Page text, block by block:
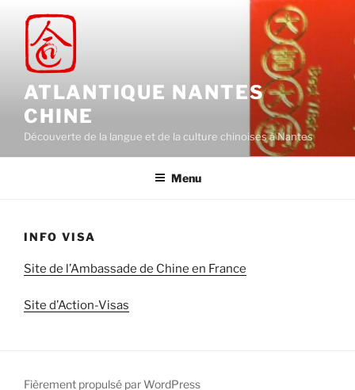
contenu
principal
ATLANTIQUE NANTES
CHINE
Découverte de la langue et de la culture chinoises à Nantes
Menu
INFO VISA
Site de l’Ambassade de Chine en France
Site d’Action-Visas
Fièrement propulsé par WordPress